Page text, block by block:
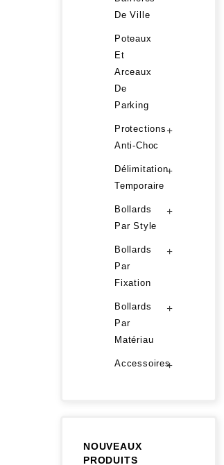
De Ville
Poteaux
Et
Arceaux
De
Parking
Protections
Anti-Choc
+
Délimitation
Temporaire
+
Bollards
Par Style
+
Bollards
Par
Fixation
+
Bollards
Par
Matériau
+
Accessoires+
NOUVEAUX
PRODUITS